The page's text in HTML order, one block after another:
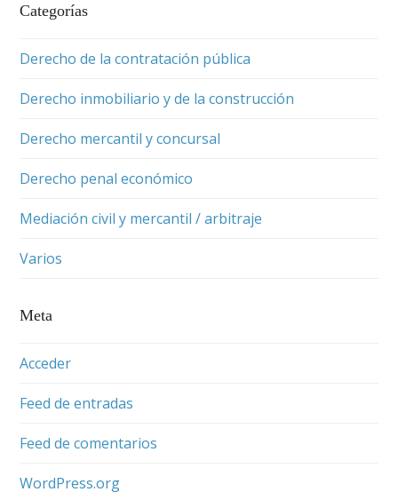
Categorías
Derecho de la contratación pública
Derecho inmobiliario y de la construcción
Derecho mercantil y concursal
Derecho penal económico
Mediación civil y mercantil / arbitraje
Varios
Meta
Acceder
Feed de entradas
Feed de comentarios
WordPress.org